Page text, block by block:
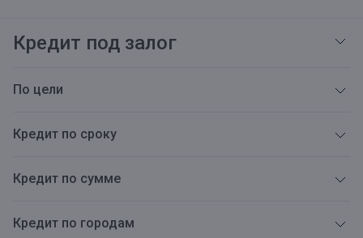
Кредит под залог
По цели
Кредит по сроку
Кредит по сумме
Кредит по городам